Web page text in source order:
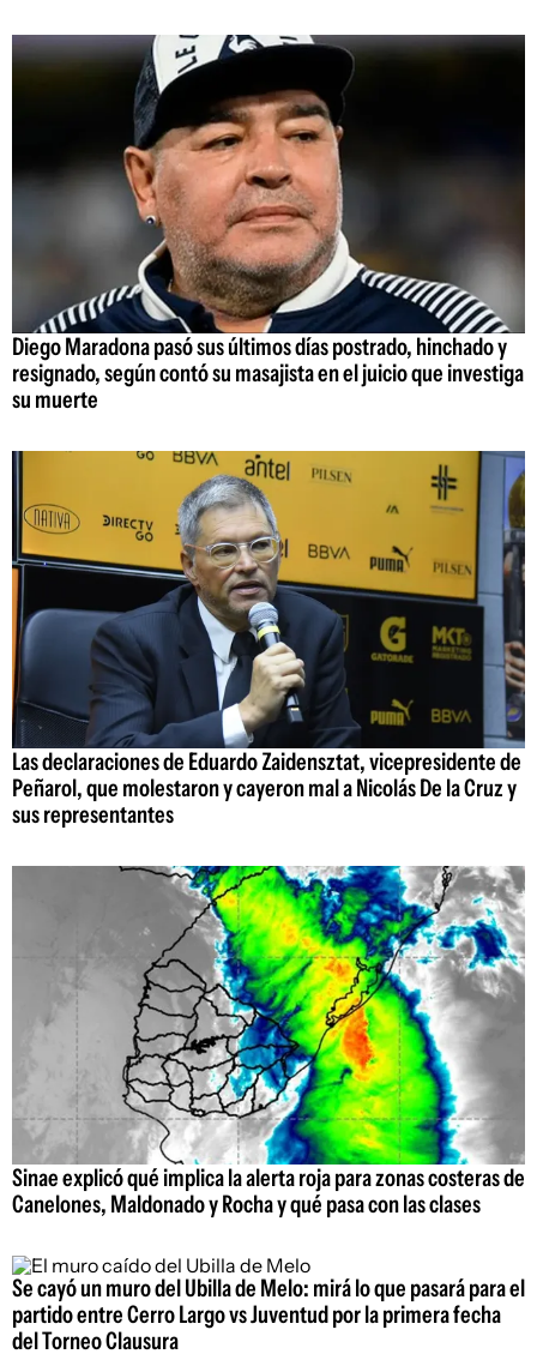
Diego Maradona pasó sus últimos días postrado, hinchado y
resignado, según contó su masajista en el juicio que investiga
su muerte
Las declaraciones de Eduardo Zaidensztat, vicepresidente de
Peñarol, que molestaron y cayeron mal a Nicolás De la Cruz y
sus representantes
Sinae explicó qué implica la alerta roja para zonas costeras de
Canelones, Maldonado y Rocha y qué pasa con las clases
Se cayó un muro del Ubilla de Melo: mirá lo que pasará para el
partido entre Cerro Largo vs Juventud por la primera fecha
del Torneo Clausura